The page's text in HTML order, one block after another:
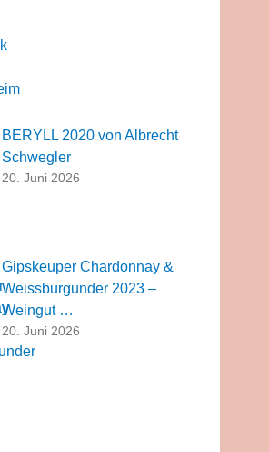
BERYLL 2020 von Albrecht
Schwegler
20. Juni 2026
Gipskeuper Chardonnay &
Weissburgunder 2023 –
Weingut …
20. Juni 2026